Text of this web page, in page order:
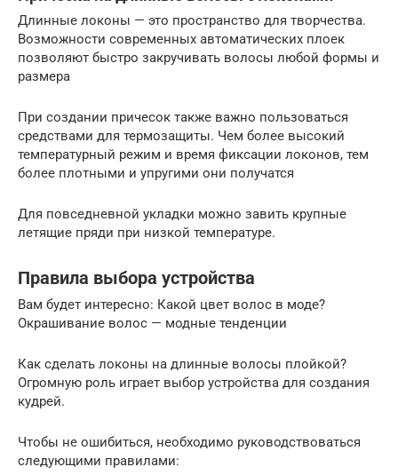
Длинные локоны — это пространство для творчества.
Возможности современных автоматических плоек
позволяют быстро закручивать волосы любой формы и
размера
При создании причесок также важно пользоваться
средствами для термозащиты. Чем более высокий
температурный режим и время фиксации локонов, тем
более плотными и упругими они получатся
Для повседневной укладки можно завить крупные
летящие пряди при низкой температуре.
Правила выбора устройства
Вам будет интересно: Какой цвет волос в моде?
Окрашивание волос — модные тенденции
Как сделать локоны на длинные волосы плойкой?
Огромную роль играет выбор устройства для создания
кудрей.
Чтобы не ошибиться, необходимо руководствоваться
следующими правилами: